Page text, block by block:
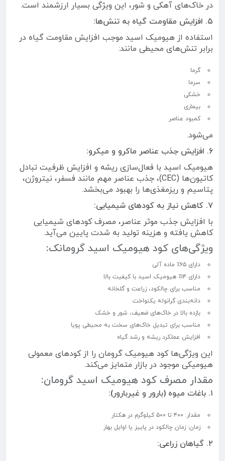
در خاک‌های آهکی و شور، این ویژگی بسیار ارزشمند است.
۵. افزایش مقاومت گیاه به تنش‌ها:
استفاده از هیومیک اسید موجب افزایش مقاومت گیاه در
برابر تنش‌های محیطی مانند:
گرما
سرما
خشکی
بیماری
کمبود عناصر
می‌شود.
۶. افزایش جذب عناصر ماکرو و میکرو:
هیومیک اسید با فعال‌سازی ریشه و افزایش ظرفیت تبادل
کاتیون‌ها (CEC)، جذب عناصر مهم مانند فسفر، نیتروژن،
پتاسیم و ریزمغذی‌ها را بهبود می‌بخشد.
۷. کاهش نیاز به کودهای شیمیایی:
با افزایش جذب موثر عناصر، مصرف کودهای شیمیایی
کاهش یافته و هزینه تولید به شدت پایین می‌آید.
ویژگی‌های کود هیومیک اسید گرومانک:
دارای ۶۵٪ ماده آلی
دارای ۱۴٪ هیومیک اسید با کیفیت بالا
مناسب برای چالکود، زراعت و گلخانه
دانه‌بندی گرانوله یکنواخت
بازده بالا در خاک‌های ضعیف، شور و خشک
مناسب برای تبدیل خاک‌های سخت به محیطی پویا
افزایش عملکرد ریشه و رشد گیاه
این ویژگی‌ها کود هیومیک گرومان را از کودهای معمولی
هیومیکی موجود در بازار متمایز می‌کند.
مقدار مصرف کود هیومیک اسید گرومان:
۱. باغات میوه (بارور و غیربارور):
مقدار: ۴۰۰ تا ۵۰۰ کیلوگرم در هکتار
زمان: زمان چالکود در پاییز یا اوایل بهار
۲. گیاهان زراعی: